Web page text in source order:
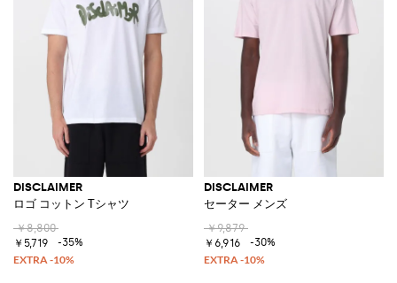
DISCLAIMER
ロゴ コットン Tシャツ
￥8,800
￥5,719
-35%
DISCLAIMER
セーター メンズ
￥9,879
￥6,916
-30%